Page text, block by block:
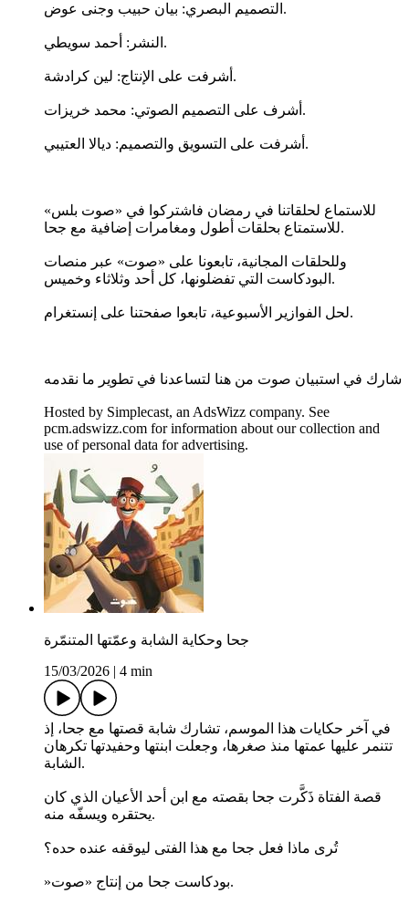
التصميم البصري: بيان حبيب وجنى عوض.
النشر: أحمد سويطي.
أشرفت على الإنتاج: لين كرادشة.
أشرف على التصميم الصوتي: محمد خريزات.
أشرفت على التسويق والتصميم: ديالا العتيبي.
للاستماع لحلقاتنا في رمضان فاشتركوا في «صوت بلس»
للاستمتاع بحلقات أطول ومغامرات إضافية مع جحا.
وللحلقات المجانية، تابعونا على «صوت» عبر منصات
البودكاست التي تفضلونها، كل أحد وثلاثاء وخميس.
لحل الفوازير الأسبوعية، تابعوا صفحتنا على إنستغرام.
شارك في استبيان صوت من هنا لتساعدنا في تطوير ما نقدمه
Hosted by Simplecast, an AdsWizz company. See
pcm.adswizz.com for information about our collection and
use of personal data for advertising.
جحا وحكاية الشابة وعمّتها المتنمّرة
15/03/2026
4 min
في آخر حكايات هذا الموسم، تشارك شابة قصتها مع جحا، إذ
تتنمر عليها عمتها منذ صغرها، وجعلت ابنتها وحفيدتها تكرهان
الشابة.
قصة الفتاة ذَكَّرت جحا بقصته مع ابن أحد الأعيان الذي كان
يحتقره ويسفّه منه.
تُرى ماذا فعل جحا مع هذا الفتى ليوقفه عنده حده؟
»بودكاست جحا من إنتاج «صوت.